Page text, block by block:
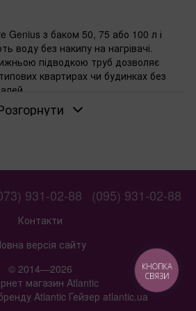
Genius з баком 50, 75 або 100 л і
воду без накипу на нагрівачі.
підводкою труб дозволяє
квартирах чи будинках без
50, 75 або 100
частих увімкнень. На 100 л
бак довше тримає тепло, але
стіні.
ТЕН: переваги для
вода не торкається металу.
зовні, ТЕН служить довше. У міських
заміна нагрівача
931-02-88 (095) 931-02-88
Контакти
версія сайту
© 2014—2026
магазин Atlantic
Atlantic Гейзер atlantic.ua
КНОПКА
СВЯЗИ